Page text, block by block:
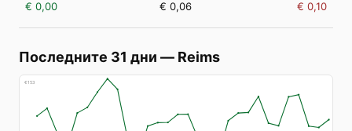
€ 0,00 € 0,06 € 0,10
Последните 31 дни — Reims
€153